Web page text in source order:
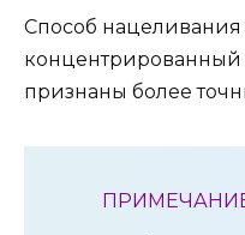
Способ нацеливания
концентрированный
признаны более